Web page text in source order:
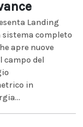
Landing
sistema completo
apre nuove
campo del
in